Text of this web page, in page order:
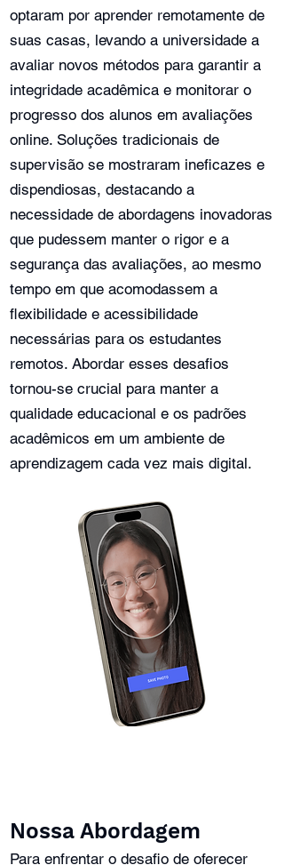
optaram por aprender remotamente de
suas casas, levando a universidade a
avaliar novos métodos para garantir a
integridade acadêmica e monitorar o
progresso dos alunos em avaliações
online. Soluções tradicionais de
supervisão se mostraram ineficazes e
dispendiosas, destacando a
necessidade de abordagens inovadoras
que pudessem manter o rigor e a
segurança das avaliações, ao mesmo
tempo em que acomodassem a
flexibilidade e acessibilidade
necessárias para os estudantes
remotos. Abordar esses desafios
tornou-se crucial para manter a
qualidade educacional e os padrões
acadêmicos em um ambiente de
aprendizagem cada vez mais digital.
Nossa Abordagem
Para enfrentar o desafio de oferecer